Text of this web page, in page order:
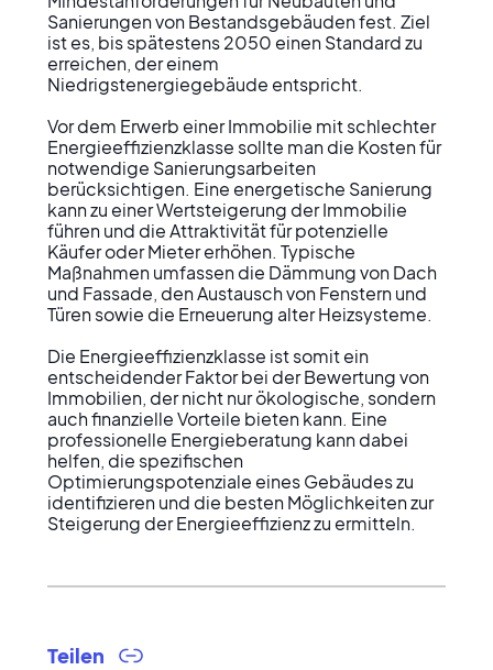
Sanierungen von Bestandsgebäuden fest. Ziel
ist es, bis spätestens 2050 einen Standard zu
erreichen, der einem
Niedrigstenergiegebäude entspricht.
Vor dem Erwerb einer Immobilie mit schlechter
Energieeffizienzklasse sollte man die Kosten für
notwendige Sanierungsarbeiten
berücksichtigen. Eine energetische Sanierung
kann zu einer Wertsteigerung der Immobilie
führen und die Attraktivität für potenzielle
Käufer oder Mieter erhöhen. Typische
Maßnahmen umfassen die Dämmung von Dach
und Fassade, den Austausch von Fenstern und
Türen sowie die Erneuerung alter Heizsysteme.
Die Energieeffizienzklasse ist somit ein
entscheidender Faktor bei der Bewertung von
Immobilien, der nicht nur ökologische, sondern
auch finanzielle Vorteile bieten kann. Eine
professionelle Energieberatung kann dabei
helfen, die spezifischen
Optimierungspotenziale eines Gebäudes zu
identifizieren und die besten Möglichkeiten zur
Steigerung der Energieeffizienz zu ermitteln.
Teilen